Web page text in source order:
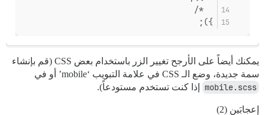
  */
});
يمكنك أيضاً على الأرجح تغيير الزر باستخدام بعض CSS (قم بإنشاء
سمة جديدة، وضع الـ CSS في علامة التبويب ‘mobile’ أو في
mobile.scss إذا كنت تستخدم مستودعاً).
إعجابَين (2)